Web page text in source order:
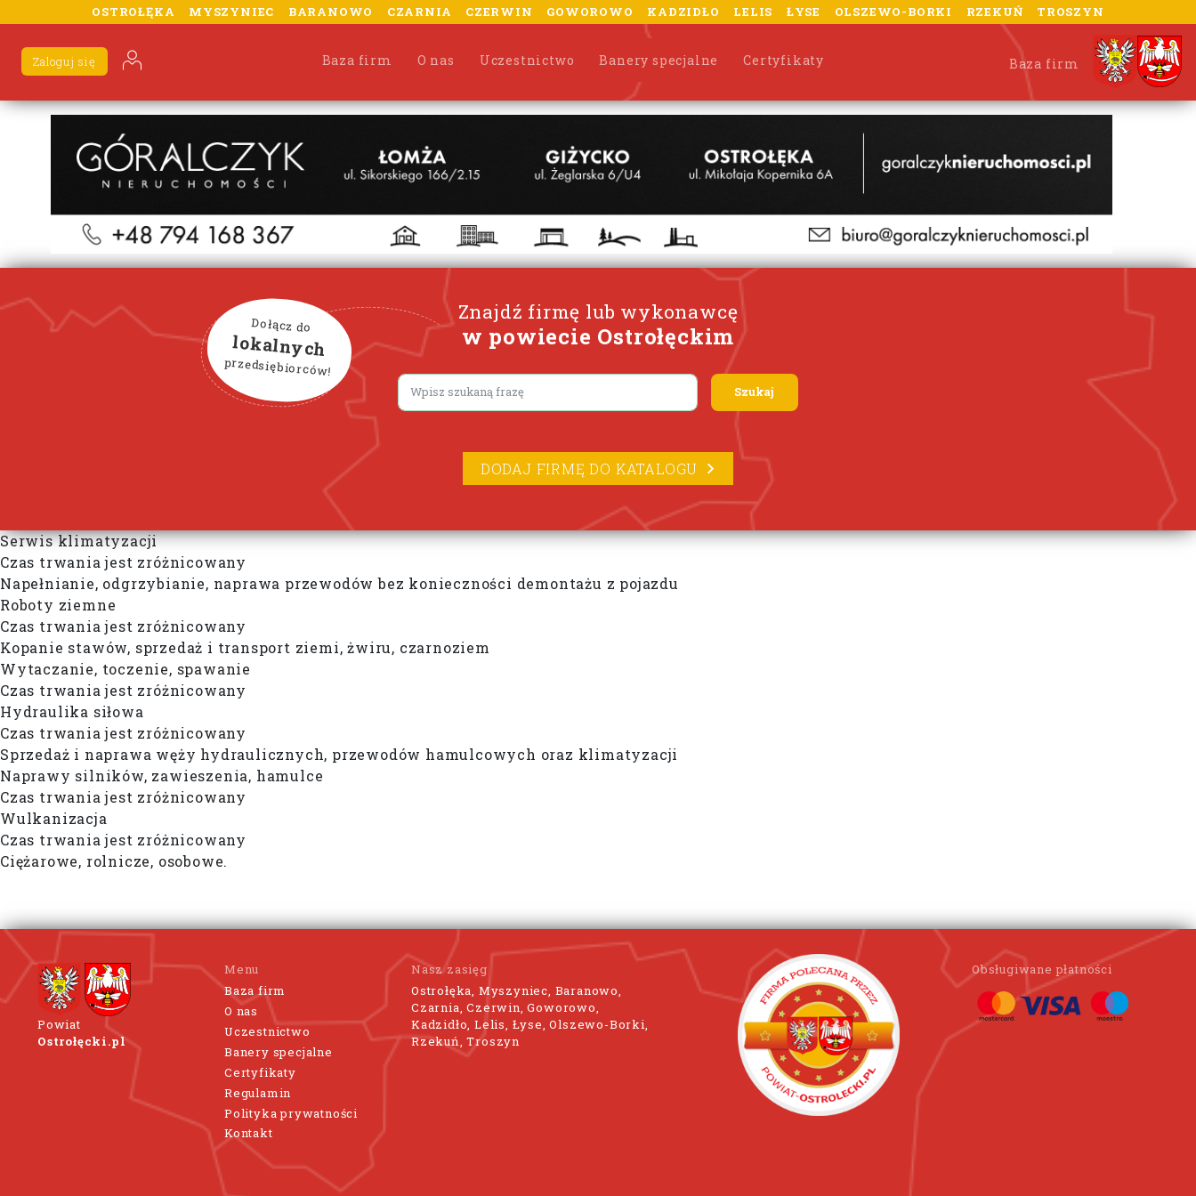
OSTROŁĘKA MYSZYNIEC BARANOWO CZARNIA CZERWIN GOWOROWO KADZIDŁO LELIS ŁYSE OLSZEWO-BORKI RZEKUŃ TROSZYN
Baza firm O nas Uczestnictwo Banery specjalne Certyfikaty
Zaloguj się Baza firm
Znajdź firmę lub wykonawcę
w powiecie Ostrołęckim
Dołącz do
lokalnych
przedsiębiorców!
Lorem ipsum
DODAJ FIRMĘ DO KATALOGU
Serwis klimatyzacji
Czas trwania jest zróżnicowany
Napełnianie, odgrzybianie, naprawa przewodów bez konieczności demontażu z pojazdu
Roboty ziemne
Czas trwania jest zróżnicowany
Kopanie stawów, sprzedaż i transport ziemi, żwiru, czarnoziem
Wytaczanie, toczenie, spawanie
Czas trwania jest zróżnicowany
Hydraulika siłowa
Czas trwania jest zróżnicowany
Sprzedaż i naprawa węży hydraulicznych, przewodów hamulcowych oraz klimatyzacji
Naprawy silników, zawieszenia, hamulce
Czas trwania jest zróżnicowany
Wulkanizacja
Czas trwania jest zróżnicowany
Ciężarowe, rolnicze, osobowe.
Powiat
Ostrołęcki.pl
Menu
Baza firm
O nas
Uczestnictwo
Banery specjalne
Certyfikaty
Regulamin
Polityka prywatności
Kontakt
Nasz zasięg
Ostrołęka, Myszyniec, Baranowo,
Czarnia, Czerwin, Goworowo,
Kadzidło, Lelis, Łyse, Olszewo-Borki,
Rzekuń, Troszyn
Obsługiwane płatności